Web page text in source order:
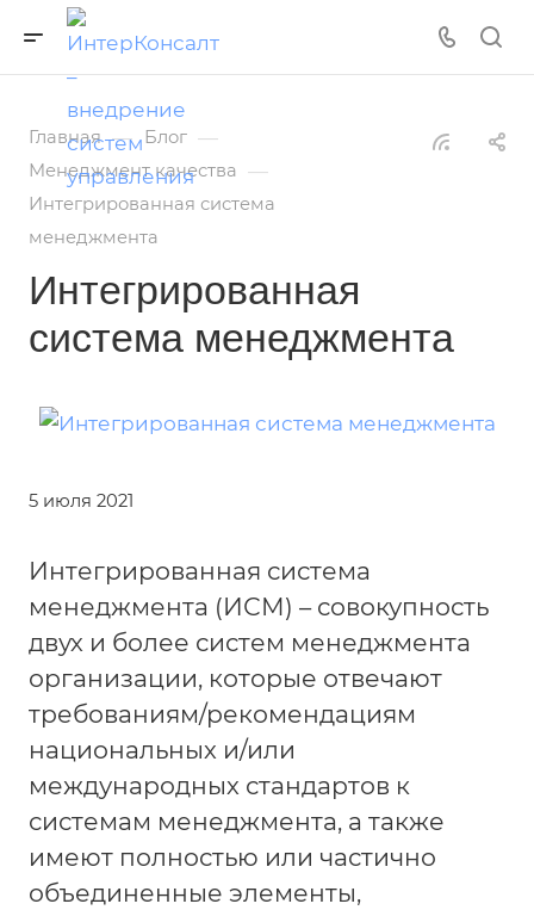
Главная — Блог —
Менеджмент качества —
Интегрированная система
менеджмента
Интегрированная
система менеджмента
5 июля 2021
Интегрированная система
менеджмента (ИСМ) – совокупность
двух и более систем менеджмента
организации, которые отвечают
требованиям/рекомендациям
национальных и/или
международных стандартов к
системам менеджмента, а также
имеют полностью или частично
объединенные элементы,